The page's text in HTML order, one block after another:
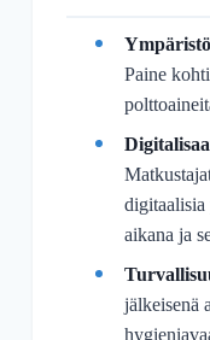
Paine
digitaalisia
aikana ja
jälkeisenä